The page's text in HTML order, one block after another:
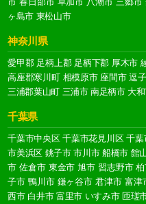
ヶ島市 東松山市
神奈川県
愛甲郡 足柄上郡 足柄下郡 厚木市
高座郡寒川町 相模原市 座間市 逗
三浦郡葉山町 三浦市 南足柄市 大
千葉県
千葉市中央区 千葉市花見川区 千葉
市美浜区 銚子市 市川市 船橋市 館
市 佐倉市 東金市 旭市 習志野市
子市 鴨川市 鎌ヶ谷市 君津市 富津
西市 白井市 富里市 いすみ市 匝瑳